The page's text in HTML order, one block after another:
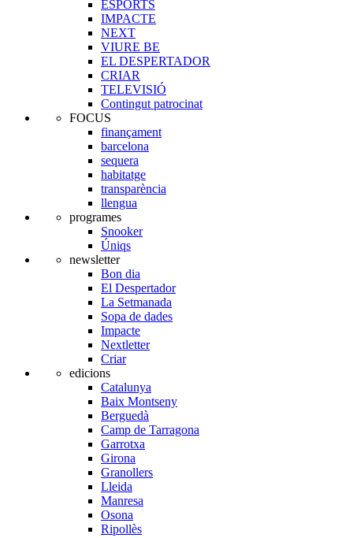
ESPORTS
IMPACTE
NEXT
VIURE BE
EL DESPERTADOR
CRIAR
TELEVISIÓ
Contingut patrocinat
FOCUS
finançament
barcelona
sequera
habitatge
transparència
llengua
programes
Snooker
Úniqs
newsletter
Bon dia
El Despertador
La Setmanada
Sopa de dades
Impacte
Nextletter
Criar
edicions
Catalunya
Baix Montseny
Berguedà
Camp de Tarragona
Garrotxa
Girona
Granollers
Lleida
Manresa
Osona
Ripollès